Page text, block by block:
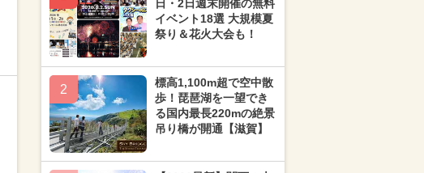
日・2日週末開催の無料
イベント18選 大規模夏
祭り＆花火大会も！
2
標高1,100m超で空中散
歩！琵琶湖を一望でき
る国内最長220mの絶景
吊り橋が開通【滋賀】